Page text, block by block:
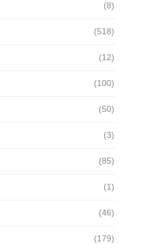
(8)
(518)
(12)
(100)
(50)
(3)
(85)
(1)
(46)
(179)